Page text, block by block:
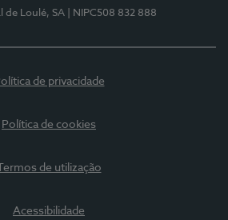
de Loulé, SA
| NIPC508 832 888
de privacidade
Política de cookies
Termos de utilização
Acessibilidade